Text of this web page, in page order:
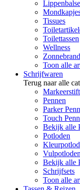
Tissues
Toilettassen
Wellness
Toon alle
Schrijfwaren
Terug naar alle
Pennen
Parker
Touch
Bekijk alle
Potloden
Vulpotloden
Bekijk alle
Schrijfsets
Toon alle